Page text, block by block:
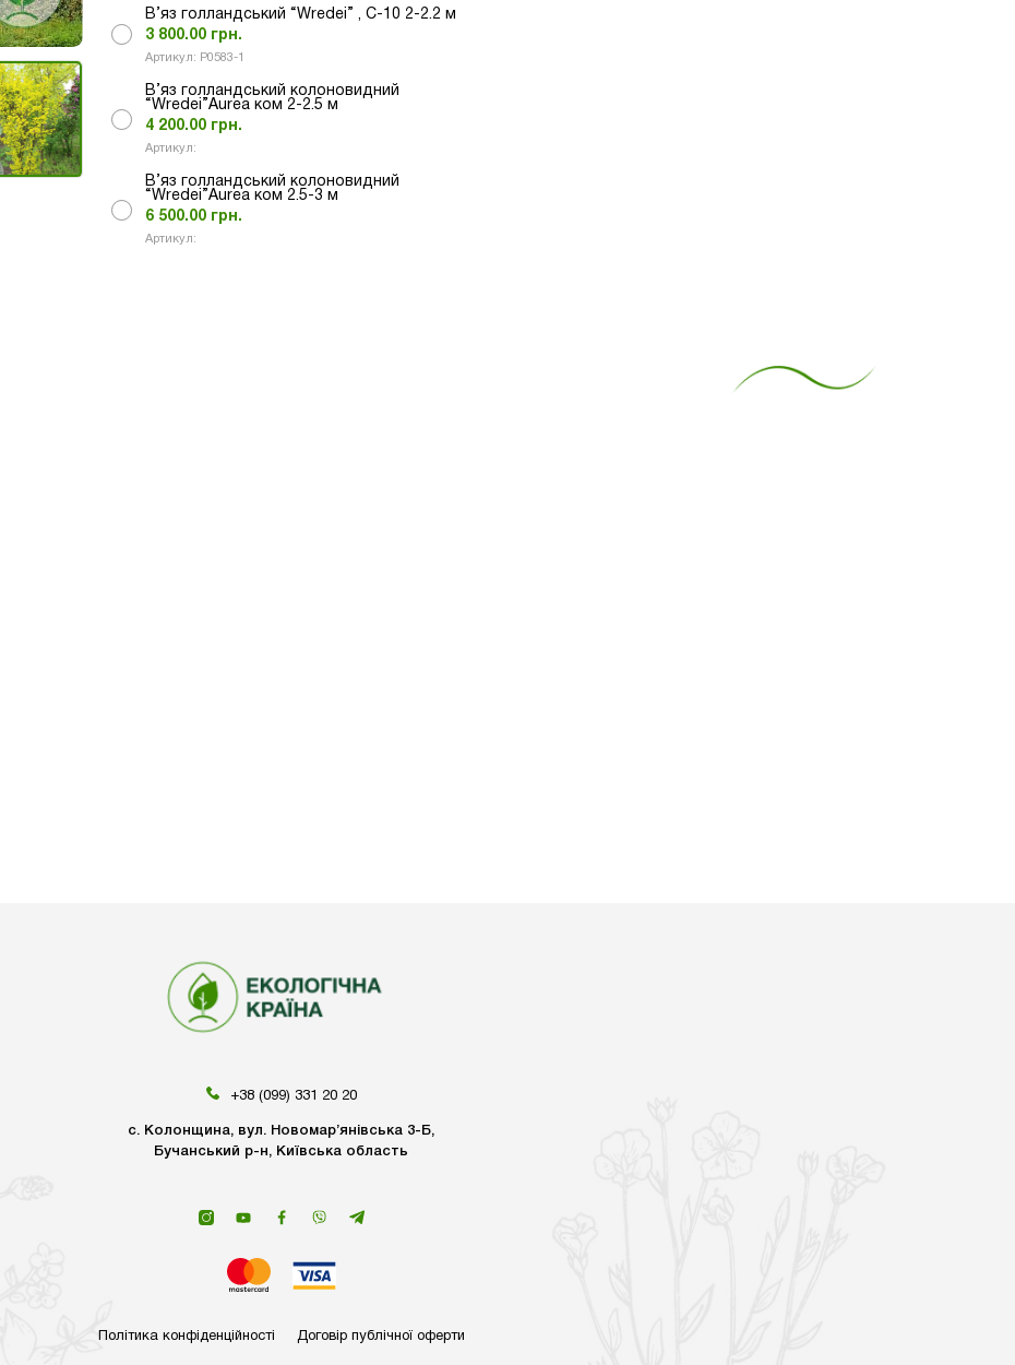
В’яз голландський “Wredei” , C-10 2-2.2 м
3 800.00 грн.
Артикул: Р0583-1
В’яз голландський колоновидний
“Wredei”Aurea ком 2-2.5 м
4 200.00 грн.
Артикул:
В’яз голландський колоновидний
“Wredei”Aurea ком 2.5-3 м
6 500.00 грн.
Артикул:
+38 (099) 331 20 20
с. Колонщина, вул. Новомар’янівська 3-Б,
Бучанський р-н, Київська область
Політика конфіденційності Договір публічної оферти